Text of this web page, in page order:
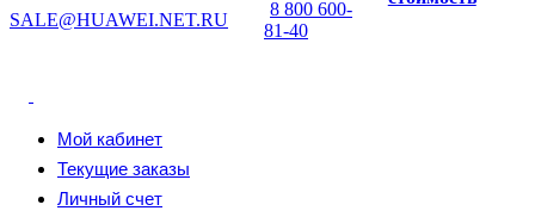
SALE@HUAWEI.NET.RU
8 800 600-
81-40
Мой кабинет
Текущие заказы
Личный счет